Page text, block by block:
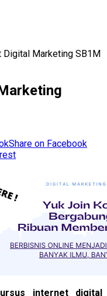
Digital Marketing SB1M
Share on Facebook
internet digital